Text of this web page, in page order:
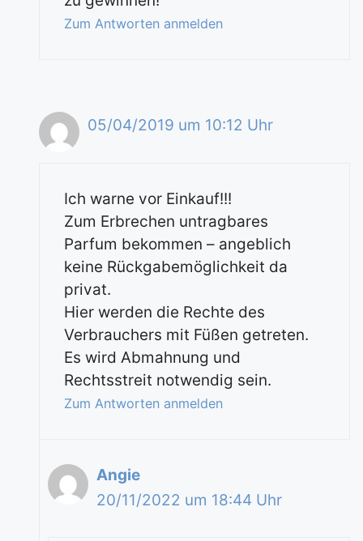
Zum Antworten anmelden
05/04/2019 um 10:12 Uhr
Ich warne vor Einkauf!!!
Zum Erbrechen untragbares
Parfum bekommen – angeblich
keine Rückgabemöglichkeit da
privat.
Hier werden die Rechte des
Verbrauchers mit Füßen getreten.
Es wird Abmahnung und
Rechtsstreit notwendig sein.
Zum Antworten anmelden
Angie
20/11/2022 um 18:44 Uhr